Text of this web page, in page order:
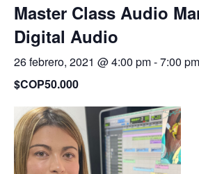
Master Class Audio
Digital Audio
26 febrero, 2021 @ 4:00 pm-7:00 pm
$COP50.000